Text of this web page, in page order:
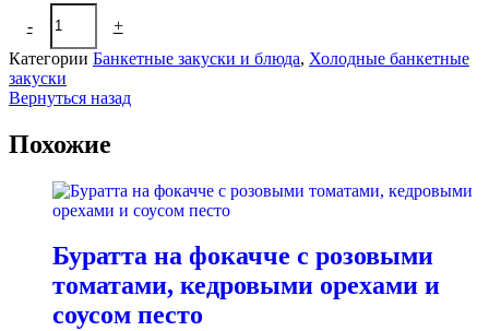
-
Количество
товара
Огурчики
малосольные
+
Категории Банкетные закуски и блюда, Холодные банкетные
закуски
Вернуться назад
Похожие
Буратта на фокачче с розовыми
томатами, кедровыми орехами и
соусом песто